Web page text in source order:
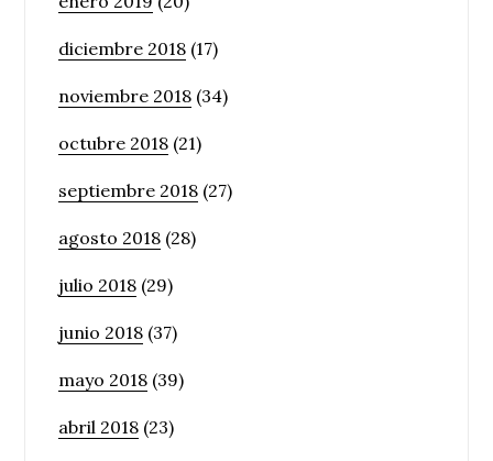
diciembre 2018 (17)
noviembre 2018 (34)
octubre 2018 (21)
septiembre 2018 (27)
agosto 2018 (28)
julio 2018 (29)
junio 2018 (37)
mayo 2018 (39)
abril 2018 (23)